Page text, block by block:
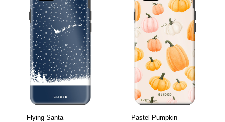
Flying Santa
Pastel Pumpkin